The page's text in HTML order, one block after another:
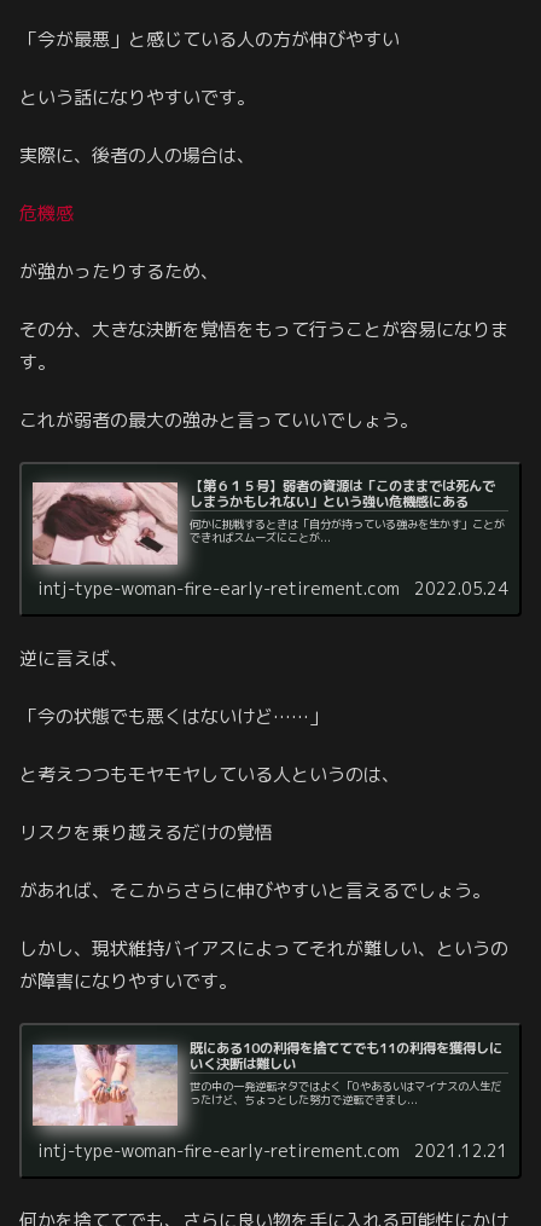
「今が最悪」と感じている人の方が伸びやすい
という話になりやすいです。
実際に、後者の人の場合は、
危機感
が強かったりするため、
その分、大きな決断を覚悟をもって行うことが容易になりま
す。
これが弱者の最大の強みと言っていいでしょう。
【第６１５号】弱者の資源は「このままでは死んで
しまうかもしれない」という強い危機感にある
何かに挑戦するときは「自分が持っている強みを生かす」ことが
できればスムーズにことが...
intj-type-woman-fire-early-retirement.com 2022.05.24
逆に言えば、
「今の状態でも悪くはないけど……」
と考えつつもモヤモヤしている人というのは、
リスクを乗り越えるだけの覚悟
があれば、そこからさらに伸びやすいと言えるでしょう。
しかし、現状維持バイアスによってそれが難しい、というの
が障害になりやすいです。
既にある10の利得を捨ててでも11の利得を獲得しに
いく決断は難しい
世の中の一発逆転ネタではよく「0やあるいはマイナスの人生だ
ったけど、ちょっとした努力で逆転できまし...
intj-type-woman-fire-early-retirement.com 2021.12.21
何かを捨ててでも、さらに良い物を手に入れる可能性にかけ